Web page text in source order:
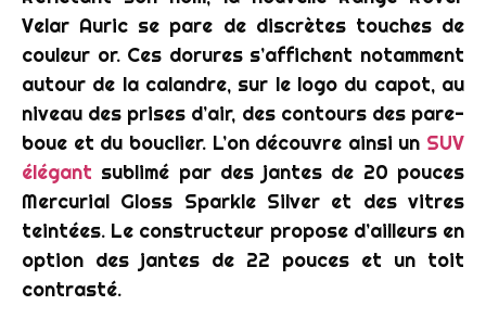
Velar Auric se pare de discrètes touches de
couleur or. Ces dorures s’affichent notamment
autour de la calandre, sur le logo du capot, au
niveau des prises d’air, des contours des pare-
boue et du bouclier. L’on découvre ainsi un SUV
élégant sublimé par des jantes de 20 pouces
Mercurial Gloss Sparkle Silver et des vitres
teintées. Le constructeur propose d’ailleurs en
option des jantes de 22 pouces et un toit
contrasté.